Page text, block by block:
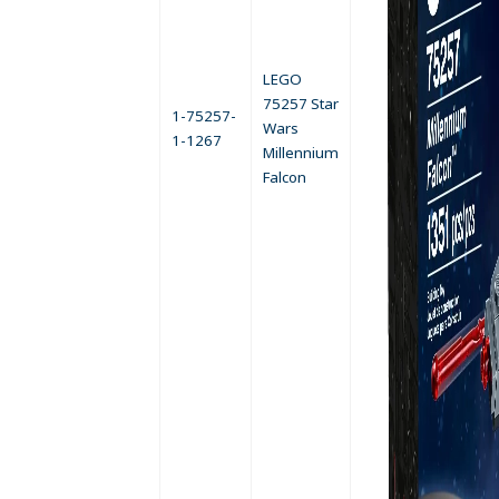
1-75257-
1-1267
LEGO
75257 Star
Wars
Millennium
Falcon